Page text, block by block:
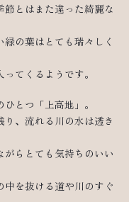
とはまた違った綺麗な
の葉はとても瑞々しく
てくるようです。
とつ「上高地」。
り、流れる川の水は透き
らとても気持ちのいい
を抜ける道や川のすぐ